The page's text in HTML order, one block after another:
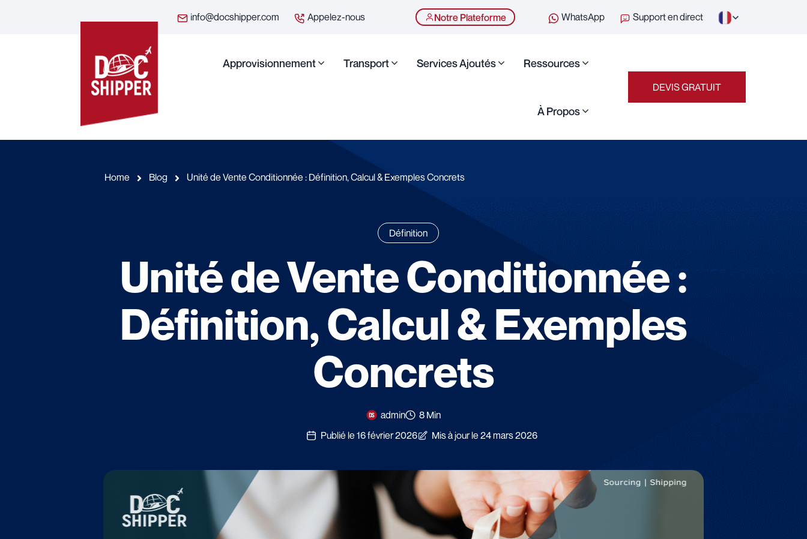
info@docshipper.com Appelez-nous Notre Plateforme WhatsApp Support en direct
Approvisionnement Transport Services Ajoutés Ressources
À Propos
DEVIS GRATUIT
Home Blog Unité de Vente Conditionnée : Définition, Calcul & Exemples Concrets
Définition
Unité de Vente Conditionnée :
Définition, Calcul & Exemples
Concrets
admin
8 Min
Publié le 16 février 2026
Mis à jour le 24 mars 2026